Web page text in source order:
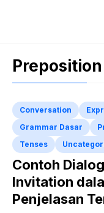
Preposition
Conversation
Grammar Dasar
Tenses
Contoh
Invitation
Penjelasan